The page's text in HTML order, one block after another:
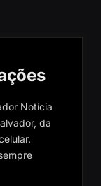
Notícia
da